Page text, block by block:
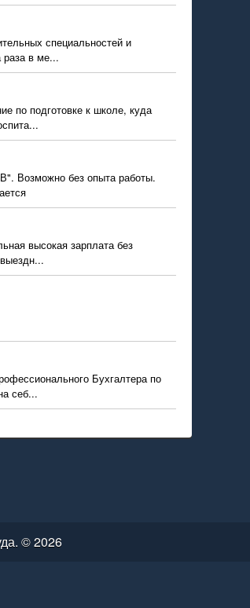
специальностей и
раза в ме...
по подготовке к школе, куда
Возможно без опыта работы.
высокая зарплата без
Бухгалтера по
себ...
© 2026